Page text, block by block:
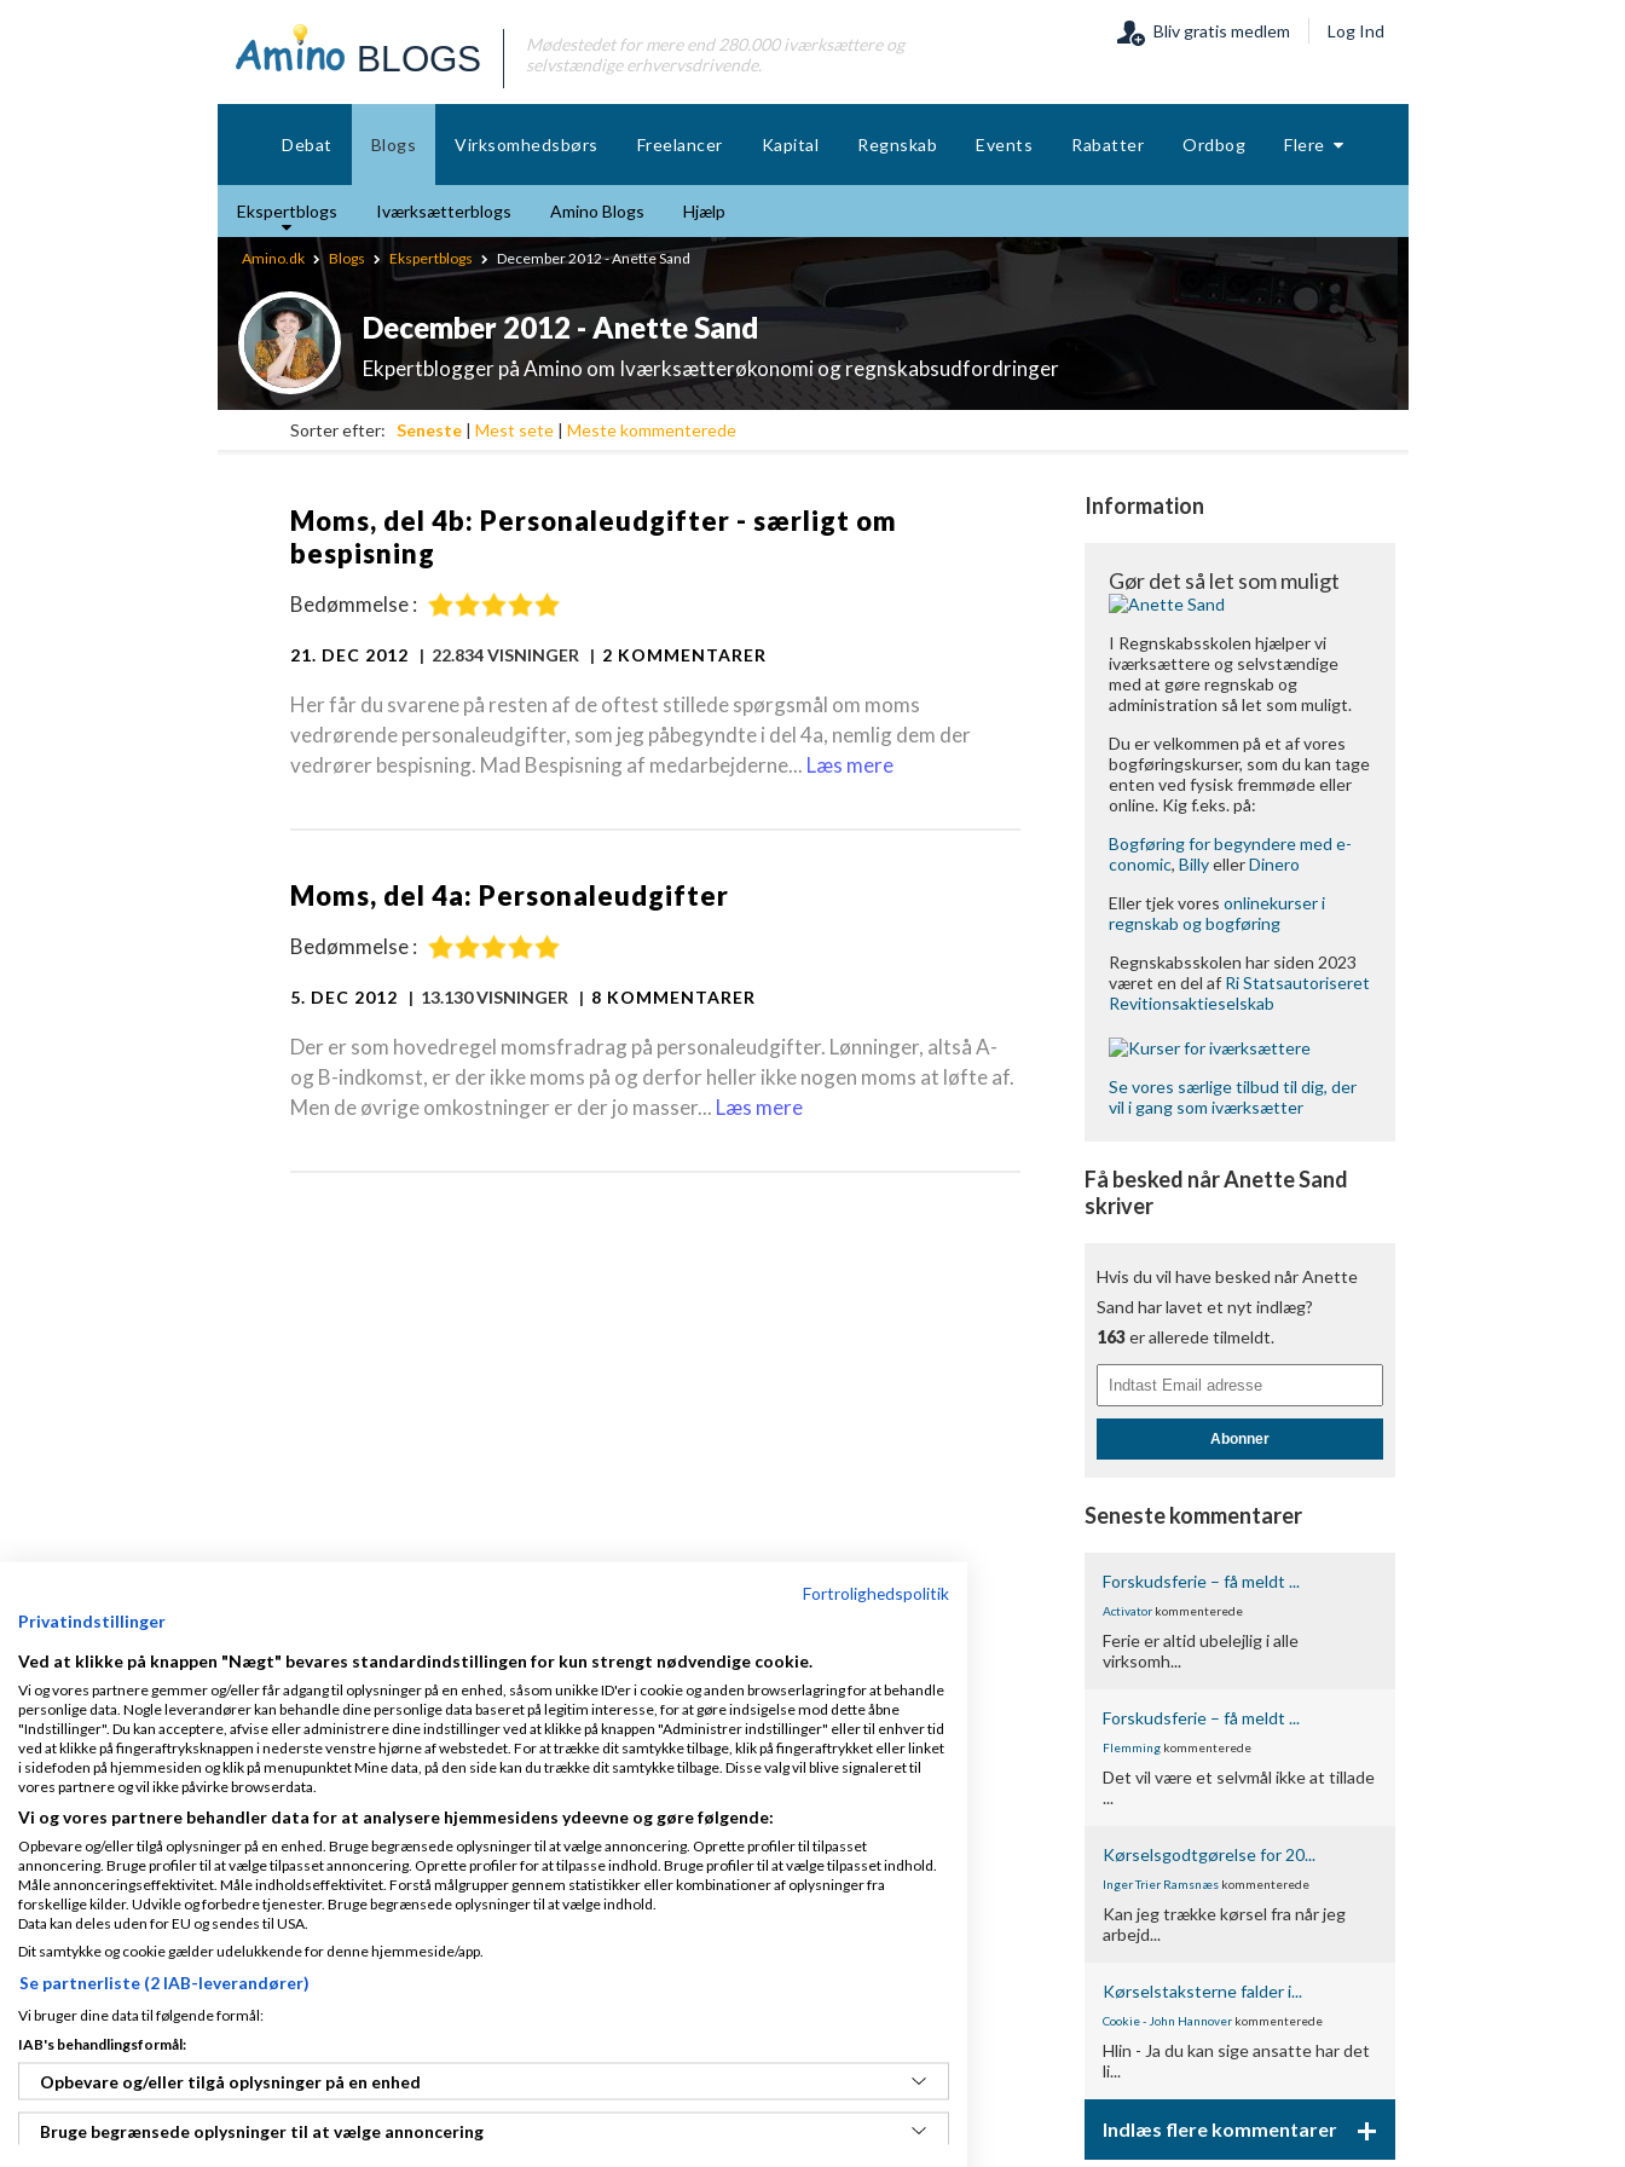
BLOGS
Mødestedet for mere end 280.000 iværksættere og
selvstændige erhvervsdrivende.
Bliv gratis medlem Log Ind
Debat Blogs Virksomhedsbørs Freelancer Kapital Regnskab Events Rabatter Ordbog Flere
Ekspertblogs Iværksætterblogs Amino Blogs Hjælp
Amino.dk Blogs Ekspertblogs December 2012 - Anette Sand
December 2012 - Anette Sand
Ekpertblogger på Amino om Iværksætterøkonomi og regnskabsudfordringer
Sorter efter: Seneste | Mest sete | Meste kommenterede
Moms, del 4b: Personaleudgifter - særligt om
bespisning
Bedømmelse :
21. DEC 2012 | 22.834 VISNINGER | 2 KOMMENTARER
Her får du svarene på resten af de oftest stillede spørgsmål om moms
vedrørende personaleudgifter, som jeg påbegyndte i del 4a, nemlig dem der
vedrører bespisning. Mad Bespisning af medarbejderne... Læs mere
Moms, del 4a: Personaleudgifter
Bedømmelse :
5. DEC 2012 | 13.130 VISNINGER | 8 KOMMENTARER
Der er som hovedregel momsfradrag på personaleudgifter. Lønninger, altså A-
og B-indkomst, er der ikke moms på og derfor heller ikke nogen moms at løfte af.
Men de øvrige omkostninger er der jo masser... Læs mere
Information
Gør det så let som muligt
I Regnskabsskolen hjælper vi
iværksættere og selvstændige
med at gøre regnskab og
administration så let som muligt.
Du er velkommen på et af vores
bogføringskurser, som du kan tage
enten ved fysisk fremmøde eller
online. Kig f.eks. på:
Bogføring for begyndere med e-
conomic, BillyellerDinero
Eller tjek vores onlinekurser i
regnskab og bogføring
Regnskabsskolen har siden 2023
været en del af Ri Statsautoriseret
Revitionsaktieselskab
Se vores særlige tilbud til dig, der
vil i gang som iværksætter
Få besked når Anette Sand
skriver
Hvis du vil have besked når Anette
Sand har lavet et nyt indlæg?
163er allerede tilmeldt.
Abonner
Seneste kommentarer
Forskudsferie – få meldt ...
Activator kommenterede
Ferie er altid ubelejlig i alle
virksomh...
Forskudsferie – få meldt ...
Flemming kommenterede
Det vil være et selvmål ikke at tillade
...
Kørselsgodtgørelse for 20...
Inger Trier Ramsnæs kommenterede
Kan jeg trække kørsel fra når jeg
arbejd...
Kørselstaksterne falder i...
Cookie - John Hannover kommenterede
Hlin - Ja du kan sige ansatte har det
li...
Indlæs flere kommentarer +
Fortrolighedspolitik
Privatindstillinger
Ved at klikke på knappen "Nægt" bevares standardindstillingen for kun strengt nødvendige cookie.
Vi og vores partnere gemmer og/eller får adgang til oplysninger på en enhed, såsom unikke ID'er i cookie og anden browserlagring for at behandle
personlige data. Nogle leverandører kan behandle dine personlige data baseret på legitim interesse, for at gøre indsigelse mod dette åbne
"Indstillinger". Du kan acceptere, afvise eller administrere dine indstillinger ved at klikke på knappen "Administrer indstillinger" eller til enhver tid
ved at klikke på fingeraftryksknappen i nederste venstre hjørne af webstedet. For at trække dit samtykke tilbage, klik på fingeraftrykket eller linket
i sidefoden på hjemmesiden og klik på menupunktet Mine data, på den side kan du trække dit samtykke tilbage. Disse valg vil blive signaleret til
vores partnere og vil ikke påvirke browserdata.
Vi og vores partnere behandler data for at analysere hjemmesidens ydeevne og gøre følgende:
Opbevare og/eller tilgå oplysninger på en enhed. Bruge begrænsede oplysninger til at vælge annoncering. Oprette profiler til tilpasset
annoncering. Bruge profiler til at vælge tilpasset annoncering. Oprette profiler for at tilpasse indhold. Bruge profiler til at vælge tilpasset indhold.
Måle annonceringseffektivitet. Måle indholdseffektivitet. Forstå målgrupper gennem statistikker eller kombinationer af oplysninger fra
forskellige kilder. Udvikle og forbedre tjenester. Bruge begrænsede oplysninger til at vælge indhold.
Data kan deles uden for EU og sendes til USA.
Dit samtykke og cookie gælder udelukkende for denne hjemmeside/app.
Se partnerliste (2 IAB-leverandører)
Vi bruger dine data til følgende formål:
IAB's behandlingsformål:
Opbevare og/eller tilgå oplysninger på en enhed
Bruge begrænsede oplysninger til at vælge annoncering